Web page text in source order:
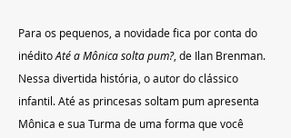
Para os pequenos, a novidade fica por conta do
inédito Até a Mônica solta pum?, de Ilan Brenman.
Nessa divertida história, o autor do clássico
infantil. Até as princesas soltam pum apresenta
Mônica e sua Turma de uma forma que você